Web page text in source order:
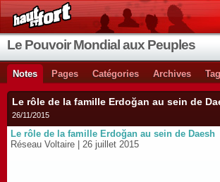
Le Pouvoir Mondial aux Peuples
Notes Pages Catégories Archives
Le rôle de la famille Erdoğan au sein de
26/11/2015
Le rôle de la famille Erdoğan au sein de Daesh
Réseau Voltaire
| 26 juillet 2015